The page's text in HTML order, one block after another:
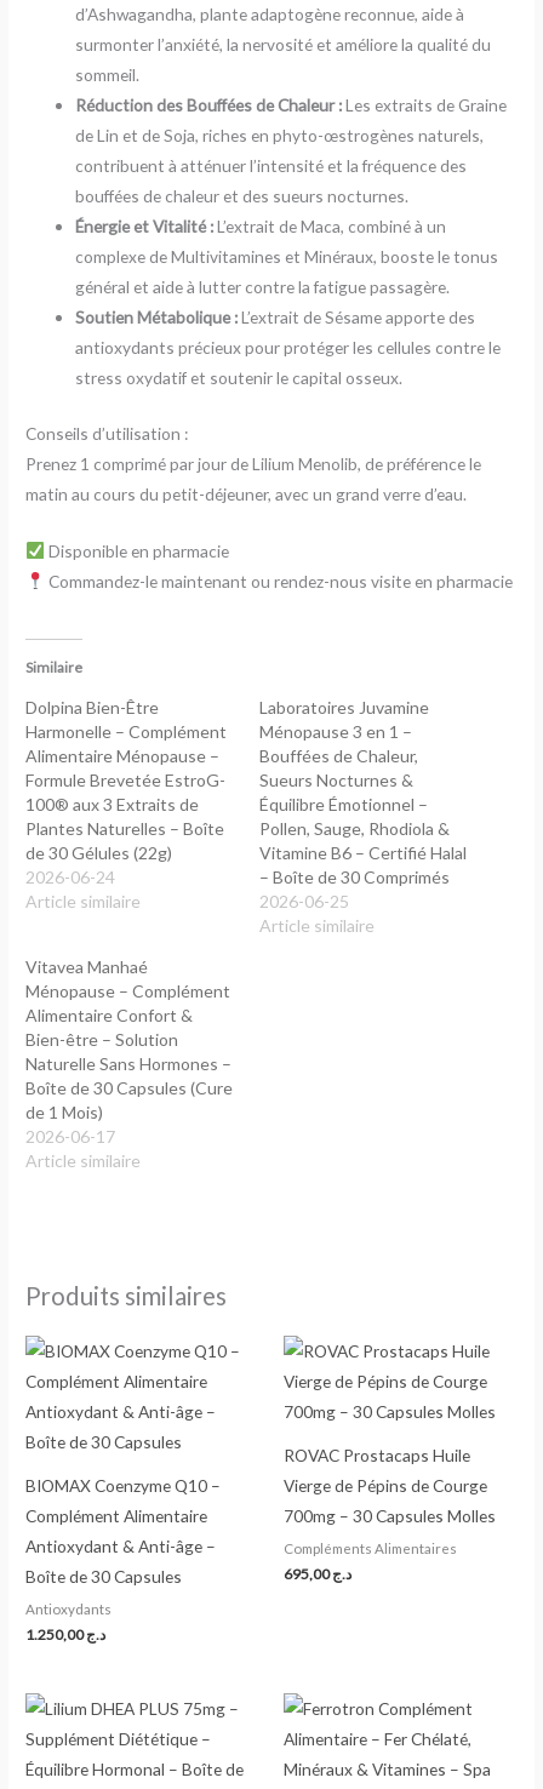
d’Ashwagandha, plante adaptogène reconnue, aide à
surmonter l’anxiété, la nervosité et améliore la qualité du
sommeil.
Réduction des Bouffées de Chaleur :Les extraits de Graine
de Lin et de Soja, riches en phyto-œstrogènes naturels,
contribuent à atténuer l’intensité et la fréquence des
bouffées de chaleur et des sueurs nocturnes.
Énergie et Vitalité :L’extrait de Maca, combiné à un
complexe de Multivitamines et Minéraux, booste le tonus
général et aide à lutter contre la fatigue passagère.
Soutien Métabolique :L’extrait de Sésame apporte des
antioxydants précieux pour protéger les cellules contre le
stress oxydatif et soutenir le capital osseux.
Conseils d’utilisation :
Prenez 1 comprimé par jour de Lilium Menolib, de préférence le
matin au cours du petit-déjeuner, avec un grand verre d’eau.
Disponible en pharmacie
Commandez-le maintenant ou rendez-nous visite en pharmacie
Similaire
Dolpina Bien-Être
Harmonelle – Complément
Alimentaire Ménopause –
Formule Brevetée EstroG-
100® aux 3 Extraits de
Plantes Naturelles – Boîte
de 30 Gélules (22g)
2026-06-24
Article similaire
Laboratoires Juvamine
Ménopause 3 en 1 –
Bouffées de Chaleur,
Sueurs Nocturnes &
Équilibre Émotionnel –
Pollen, Sauge, Rhodiola &
Vitamine B6 – Certifié Halal
– Boîte de 30 Comprimés
2026-06-25
Article similaire
Vitavea Manhaé
Ménopause – Complément
Alimentaire Confort &
Bien-être – Solution
Naturelle Sans Hormones –
Boîte de 30 Capsules (Cure
de 1 Mois)
2026-06-17
Article similaire
Produits similaires
BIOMAX Coenzyme Q10 –
Complément Alimentaire
Antioxydant & Anti-âge –
Boîte de 30 Capsules
Antioxydants
د.ج1.250,00
ROVAC Prostacaps Huile
Vierge de Pépins de Courge
700mg – 30 Capsules Molles
Compléments Alimentaires
د.ج695,00